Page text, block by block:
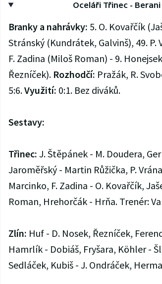
Oceláři Třinec - Berani
Branky a nahrávky: 5. O. Kovařčík
Stránský (Kundrátek, Galvinš), 49.
F. Zadina (Miloš Roman) - 9.
Řezníček). Rozhodčí: Pražák, R.
5:6.Využití: 0:1. Bez diváků.
Sestavy:
Třinec: J. Štěpánek - M. Doudera,
Jaroměřský - Martin Růžička, P.
Marcinko, F. Zadina - O. Kovařčík,
Roman, Hrehorčák - Hrňa. Trenér:
Zlín: Huf - D. Nosek, Řezníček,
Hamrlík - Dobiáš, Fryšara, Köhler -
Sedláček, Kubiš - J. Ondráček,